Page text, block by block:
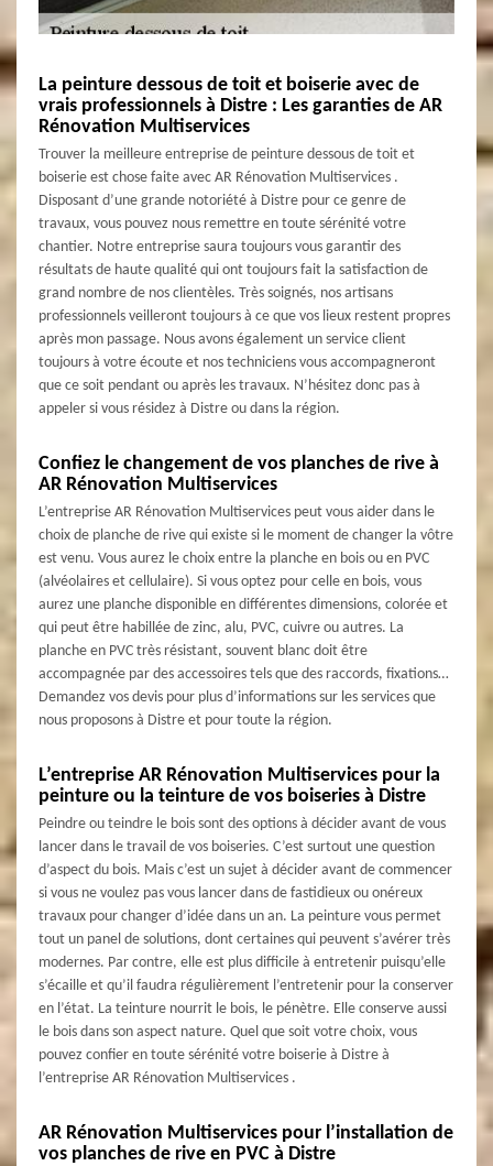
La peinture dessous de toit et boiserie avec de
vrais professionnels à Distre : Les garanties de AR
Rénovation Multiservices
Trouver la meilleure entreprise de peinture dessous de toit et
boiserie est chose faite avec AR Rénovation Multiservices .
Disposant d’une grande notoriété à Distre pour ce genre de
travaux, vous pouvez nous remettre en toute sérénité votre
chantier. Notre entreprise saura toujours vous garantir des
résultats de haute qualité qui ont toujours fait la satisfaction de
grand nombre de nos clientèles. Très soignés, nos artisans
professionnels veilleront toujours à ce que vos lieux restent propres
après mon passage. Nous avons également un service client
toujours à votre écoute et nos techniciens vous accompagneront
que ce soit pendant ou après les travaux. N’hésitez donc pas à
appeler si vous résidez à Distre ou dans la région.
Confiez le changement de vos planches de rive à
AR Rénovation Multiservices
L’entreprise AR Rénovation Multiservices peut vous aider dans le
choix de planche de rive qui existe si le moment de changer la vôtre
est venu. Vous aurez le choix entre la planche en bois ou en PVC
(alvéolaires et cellulaire). Si vous optez pour celle en bois, vous
aurez une planche disponible en différentes dimensions, colorée et
qui peut être habillée de zinc, alu, PVC, cuivre ou autres. La
planche en PVC très résistant, souvent blanc doit être
accompagnée par des accessoires tels que des raccords, fixations…
Demandez vos devis pour plus d’informations sur les services que
nous proposons à Distre et pour toute la région.
L’entreprise AR Rénovation Multiservices pour la
peinture ou la teinture de vos boiseries à Distre
Peindre ou teindre le bois sont des options à décider avant de vous
lancer dans le travail de vos boiseries. C’est surtout une question
d’aspect du bois. Mais c’est un sujet à décider avant de commencer
si vous ne voulez pas vous lancer dans de fastidieux ou onéreux
travaux pour changer d’idée dans un an. La peinture vous permet
tout un panel de solutions, dont certaines qui peuvent s’avérer très
modernes. Par contre, elle est plus difficile à entretenir puisqu’elle
s’écaille et qu’il faudra régulièrement l’entretenir pour la conserver
en l’état. La teinture nourrit le bois, le pénètre. Elle conserve aussi
le bois dans son aspect nature. Quel que soit votre choix, vous
pouvez confier en toute sérénité votre boiserie à Distre à
l’entreprise AR Rénovation Multiservices .
AR Rénovation Multiservices pour l’installation de
vos planches de rive en PVC à Distre